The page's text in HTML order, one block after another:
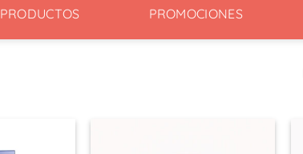
PRODUCTOS PROMOCIONES